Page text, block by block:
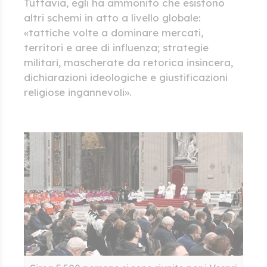
Tuttavia, egli ha ammonito che esistono
altri schemi in atto a livello globale:
«tattiche volte a dominare mercati,
territori e aree di influenza; strategie
militari, mascherate da retorica insincera,
dichiarazioni ideologiche e giustificazioni
religiose ingannevoli».